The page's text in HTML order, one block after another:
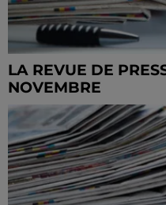
LA REVUE DE
NOVEMBRE